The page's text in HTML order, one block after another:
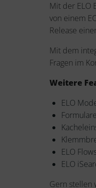
Mit der ELO
von einem
Release
Mit dem
Fragen im
Weitere
ELO
ELO
ELO
Gern stellen